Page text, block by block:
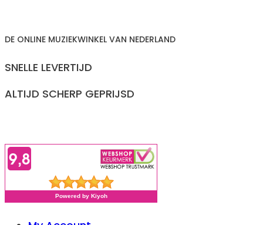
inhoud
DE ONLINE MUZIEKWINKEL VAN NEDERLAND
SNELLE LEVERTIJD
ALTIJD SCHERP GEPRIJSD